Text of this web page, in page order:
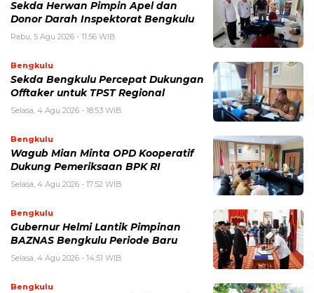
Sekda Herwan Pimpin Apel dan
Donor Darah Inspektorat Bengkulu
Rabu, 5 Agu 2026 - 11:56 WIB
Bengkulu
Sekda Bengkulu Percepat Dukungan
Offtaker untuk TPST Regional
Selasa, 4 Agu 2026 - 18:53 WIB
Bengkulu
Wagub Mian Minta OPD Kooperatif
Dukung Pemeriksaan BPK RI
Selasa, 4 Agu 2026 - 17:52 WIB
Bengkulu
Gubernur Helmi Lantik Pimpinan
BAZNAS Bengkulu Periode Baru
Selasa, 4 Agu 2026 - 14:51 WIB
Bengkulu